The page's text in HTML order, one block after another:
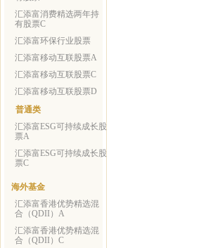
汇添富消费精选两年持
有股票C
汇添富环保行业股票
汇添富移动互联股票A
汇添富移动互联股票C
汇添富移动互联股票D
普通类
汇添富ESG可持续成长股
票A
汇添富ESG可持续成长股
票C
海外基金
汇添富香港优势精选混
合（QDII）A
汇添富香港优势精选混
合（QDII）C